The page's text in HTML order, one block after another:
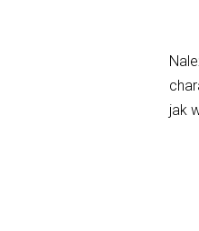
jak